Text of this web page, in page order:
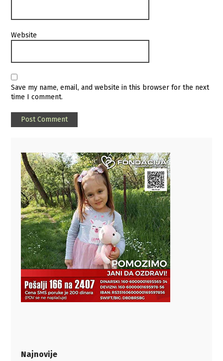
Website
Save my name, email, and website in this browser for the next
time I comment.
Najnovije